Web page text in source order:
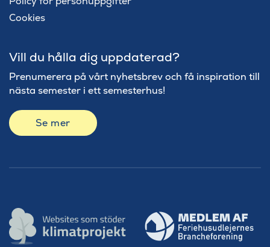
Cookies
Vill du hålla dig uppdaterad?
Prenumerera på vårt nyhetsbrev och få inspiration till
nästa semester i ett semesterhus!
Se mer